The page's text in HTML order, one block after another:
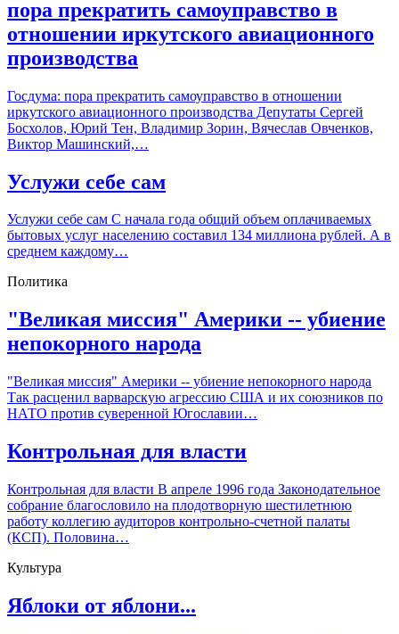
пора прекратить самоуправство в
отношении иркутского авиационного
производства
Госдума: пора прекратить самоуправство в отношении
иркутского авиационного производства Депутаты Сергей
Босхолов, Юрий Тен, Владимир Зорин, Вячеслав Овченков,
Виктор Машинский,…
Услужи себе сам
Услужи себе сам С начала года общий объем оплачиваемых
бытовых услуг населению составил 134 миллиона рублей. А в
среднем каждому…
Политика
"Великая миссия" Америки -- убиение
непокорного народа
"Великая миссия" Америки -- убиение непокорного народа
Так расценил варварскую агрессию США и их союзников по
НАТО против суверенной Югославии…
Контрольная для власти
Контрольная для власти В апреле 1996 года Законодательное
собрание благословило на плодотворную шестилетнюю
работу коллегию аудиторов контрольно-счетной палаты
(КСП). Половина…
Культура
Яблоки от яблони...